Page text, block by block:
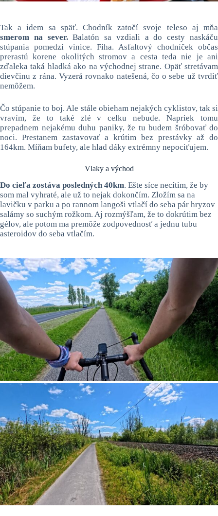
Tak a idem sa späť. Chodník zatočí svoje teleso aj mňa
smerom na sever.Balatón sa vzdiali a do cesty naskáču
stúpania pomedzi vinice. Fíha. Asfaltový chodníček občas
prerastú korene okolitých stromov a cesta teda nie je ani
zďaleka taká hladká ako na východnej strane. Opäť stretávam
dievčinu z rána. Vyzerá rovnako natešená, čo o sebe už tvrdiť
nemôžem.
Čo stúpanie to boj. Ale stále obieham nejakých cyklistov, tak si
vravím, že to také zlé v celku nebude. Napriek tomu
prepadnem nejakému duhu paniky, že tu budem šróbovať do
noci. Prestanem zastavovať a krútim bez prestávky až do
164km. Míňam bufety, ale hlad dáky extrémny nepociťujem.
Vlaky a východ
Do cieľa zostáva posledných 40km. Ešte síce necítim, že by
som mal vyhraté, ale už to nejak dokončím. Zložím sa na
lavičku v parku a po rannom langoši vtlačí do seba pár hryzov
salámy so suchým rožkom. Aj rozmýšľam, že to dokrútim bez
gélov, ale potom ma premôže zodpovednosť a jednu tubu
asteroidov do seba vtlačím.